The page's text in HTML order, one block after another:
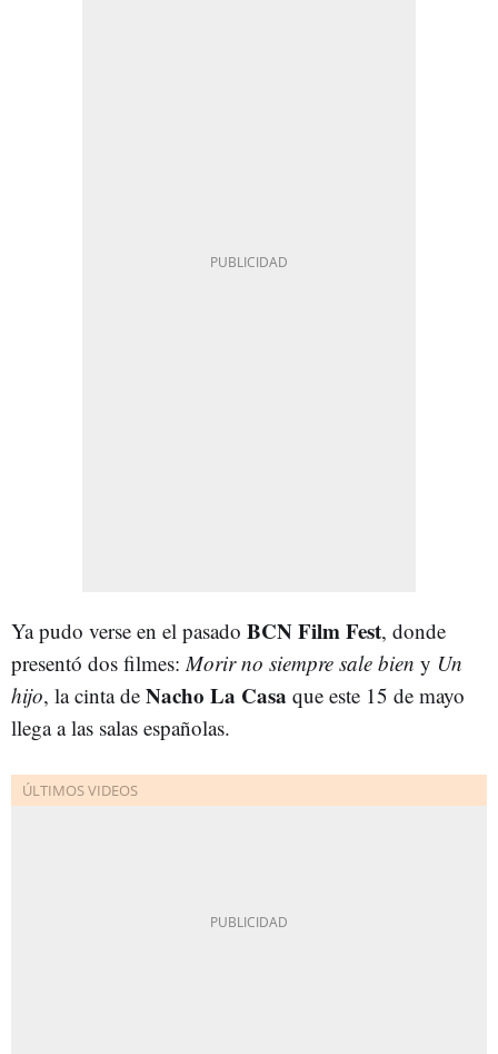
Ya pudo verse en el pasado BCN Film Fest, donde
presentó dos filmes: Morir no siempre sale bien y Un
hijo, la cinta de Nacho La Casa que este 15 de mayo
llega a las salas españolas.